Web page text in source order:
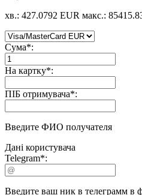
хв.: 427.0792 EUR макс.:
Сума*:
На картку*:
ПІБ отримувача*:
Введите ФИО получателя
Дані користувача
Telegram*:
Введите ваш ник в телеграмм в